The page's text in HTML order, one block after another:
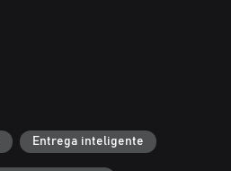
Entrega inteligente